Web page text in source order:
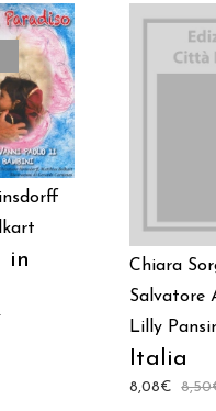
in
Chiara
Salvatore
Lilly
Italia
8,50
8,08€